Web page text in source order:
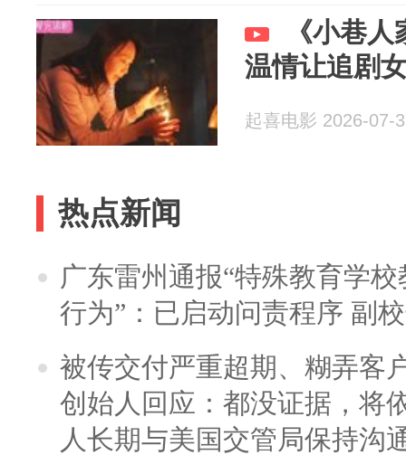
《小巷
温情让追剧
起喜电影 2026-07-
热点新闻
广东雷州通报“特殊教育学
行为”：已启动问责程序 副
被传交付严重超期、糊弄客
创始人回应：都没证据，将
人长期与美国交管局保持沟